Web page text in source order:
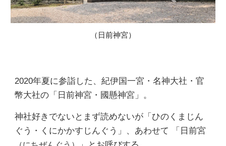
（日前神宮）
2020年夏に参詣した、紀伊国一宮・名神大社・官
幣大社の「日前神宮・國懸神宮」。
神社好きでないとまず読めないが「ひのくまじん
ぐう・くにかかすじんぐう」、あわせて 「日前宮